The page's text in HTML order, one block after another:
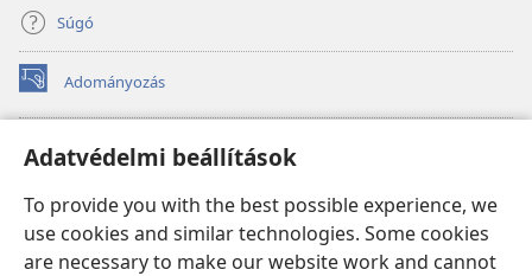
Adatvédelmi beállítások
To provide you with the best possible experience, we
use cookies and similar technologies. Some cookies
are necessary to make our website work and cannot
Súgó
Adományozás
(opens
new
Őrtorony ONLINE KÖNYVTÁR
(opens
window)JW Hub
(opens
new
window)JW Library